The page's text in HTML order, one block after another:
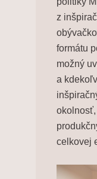
z
formátu
možný
a
celkovej